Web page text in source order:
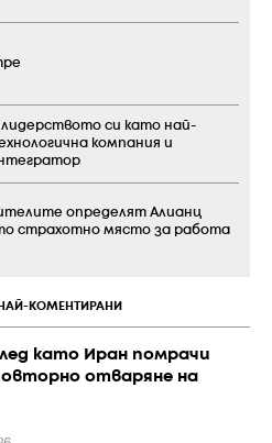
НАЙ-КОМЕНТИРАНИ
като Иран помрачи
отваряне на
лидерството си като най-
компания и
определят Алианц
страхотно място за работа